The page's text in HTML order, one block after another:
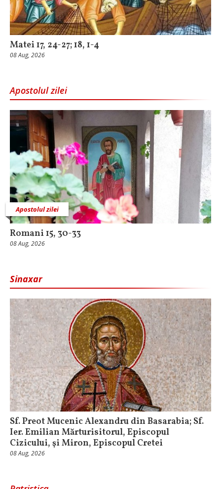
Matei 17, 24-27; 18, 1-4
08 Aug, 2026
Apostolul zilei
Apostolul zilei
Romani 15, 30-33
08 Aug, 2026
Sinaxar
Sf. Preot Mucenic Alexandru din Basarabia; Sf.
Ier. Emilian Mărturisitorul, Episcopul
Cizicului, şi Miron, Episcopul Cretei
08 Aug, 2026